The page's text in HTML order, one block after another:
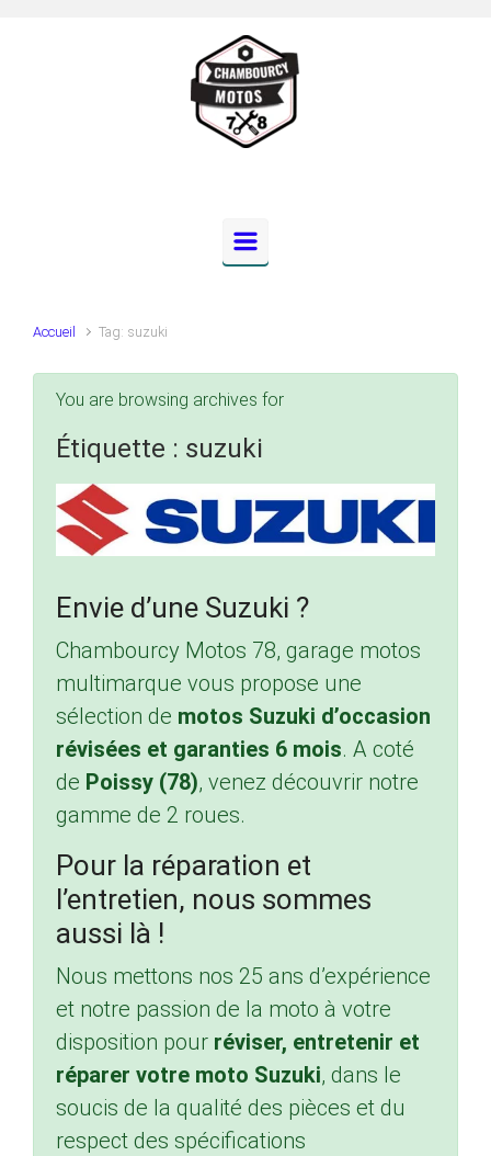
Accueil Tag: suzuki
You are browsing archives for
Étiquette : suzuki
Envie d’une Suzuki ?
Chambourcy Motos 78, garage motos
multimarque vous propose une
sélection de motos Suzuki d’occasion
révisées et garanties 6 mois. A coté
de Poissy (78), venez découvrir notre
gamme de 2 roues.
Pour la réparation et
l’entretien, nous sommes
aussi là !
Nous mettons nos 25 ans d’expérience
et notre passion de la moto à votre
disposition pour réviser, entretenir et
réparer votre moto Suzuki, dans le
soucis de la qualité des pièces et du
respect des spécifications